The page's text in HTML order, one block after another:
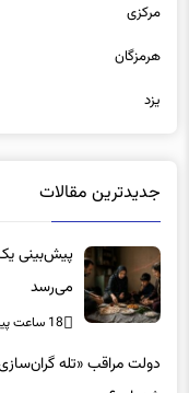
مرکزی
هرمزگان
یزد
جدیدترین مقالات
پیش‌بینی
می‌رسد
18 ساعت پیش
دولت مراقب «تله